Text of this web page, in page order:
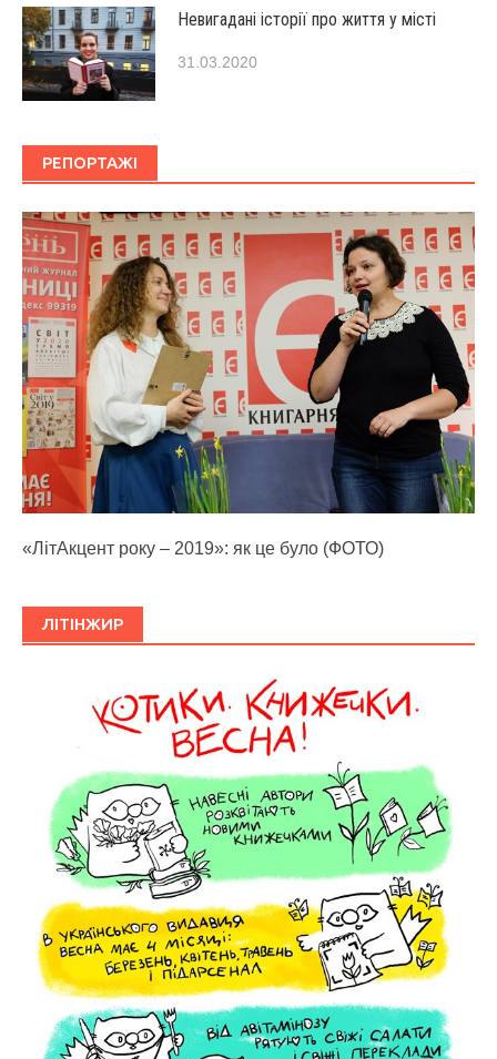
Невигадані історії про життя у місті
31.03.2020
РЕПОРТАЖІ
«ЛітАкцент року – 2019»: як це було (ФОТО)
ЛІТІНЖИР